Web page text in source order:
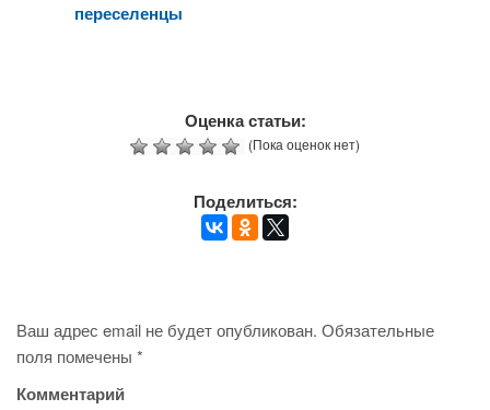
переселенцы
Оценка статьи:
(Пока оценок нет)
Поделиться:
Ваш адрес email не будет опубликован. Обязательные
поля помечены *
Комментарий